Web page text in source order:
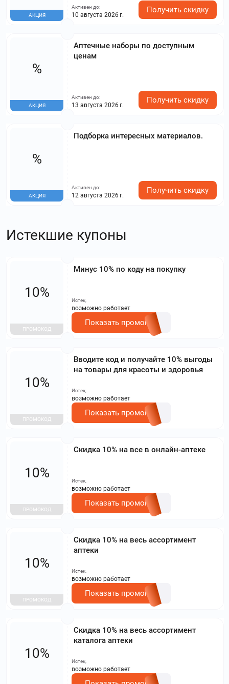
АКЦИЯ
Активен до:
10 августа 2026 г.
Получить скидку
Аптечные наборы по доступным
ценам
%
АКЦИЯ
Активен до:
13 августа 2026 г.
Получить скидку
Подборка интересных материалов.
%
АКЦИЯ
Активен до:
12 августа 2026 г.
Получить скидку
Истекшие купоны
Минус 10% по коду на покупку
10%
ПРОМОКОД
Истек,
возможно работает
Показать промокод
Вводите код и получайте 10% выгоды
на товары для красоты и здоровья
10%
ПРОМОКОД
Истек,
возможно работает
Показать промокод
Скидка 10% на все в онлайн-аптеке
10%
ПРОМОКОД
Истек,
возможно работает
Показать промокод
Скидка 10% на весь ассортимент
аптеки
10%
ПРОМОКОД
Истек,
возможно работает
Показать промокод
Скидка 10% на весь ассортимент
каталога аптеки
10%
Истек,
возможно работает